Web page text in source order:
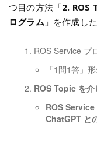
つ目の方法「2. ROS
ログラム 」を作成し
ROS Service プ
「1問1答」
ROS Topic を
ROS
ChatGPT と